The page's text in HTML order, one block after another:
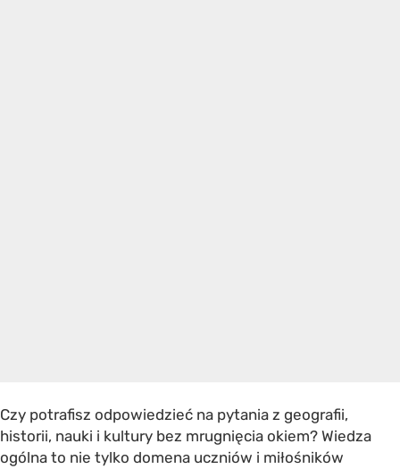
Czy potrafisz odpowiedzieć na pytania z geografii,
historii, nauki i kultury bez mrugnięcia okiem? Wiedza
ogólna to nie tylko domena uczniów i miłośników